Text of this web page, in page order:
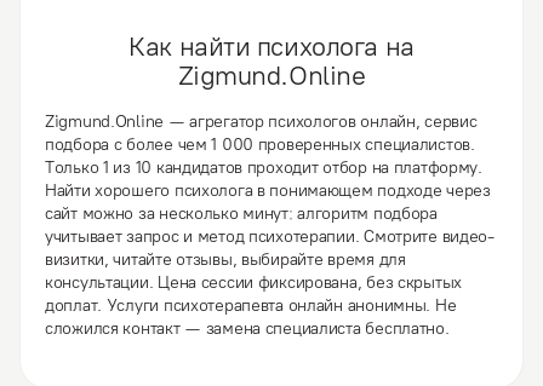
Как найти психолога на
Zigmund.Online
Zigmund.Online — агрегатор психологов онлайн, сервис
подбора с более чем 1 000 проверенных специалистов.
Только 1 из 10 кандидатов проходит отбор на платформу.
Найти хорошего психолога в понимающем подходе через
сайт можно за несколько минут: алгоритм подбора
учитывает запрос и метод психотерапии. Смотрите видео-
визитки, читайте отзывы, выбирайте время для
консультации. Цена сессии фиксирована, без скрытых
доплат. Услуги психотерапевта онлайн анонимны. Не
сложился контакт — замена специалиста бесплатно.